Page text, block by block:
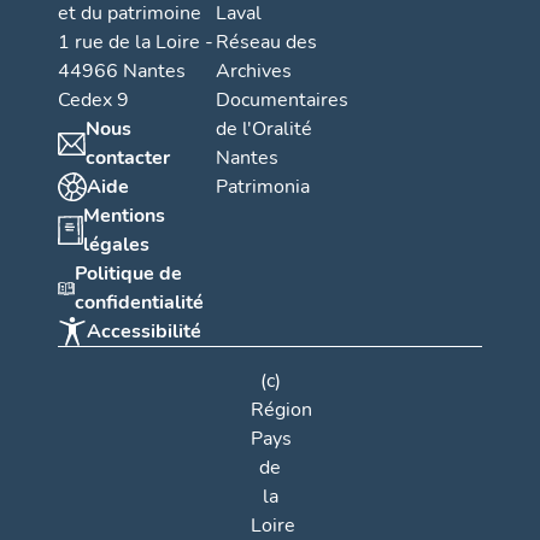
et du patrimoine
1 rue de la Loire -
44966 Nantes
Cedex 9
Nous
contacter
Aide
Mentions
légales
Politique de
confidentialité
Accessibilité
Laval
Réseau des
Archives
Documentaires
de l'Oralité
Nantes
Patrimonia
(c)
Région
Pays
de
la
Loire